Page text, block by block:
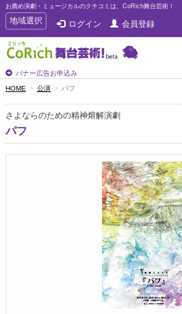
お薦め演劇・ミュージカルのクチコミは、CoRich舞台芸術！
T
o
g
g
e
n
a
v
地域選択 ログイン 会員登録
バナー広告お申込み
HOME 公演 パフ
さよならのための精神熔解演劇
パフ